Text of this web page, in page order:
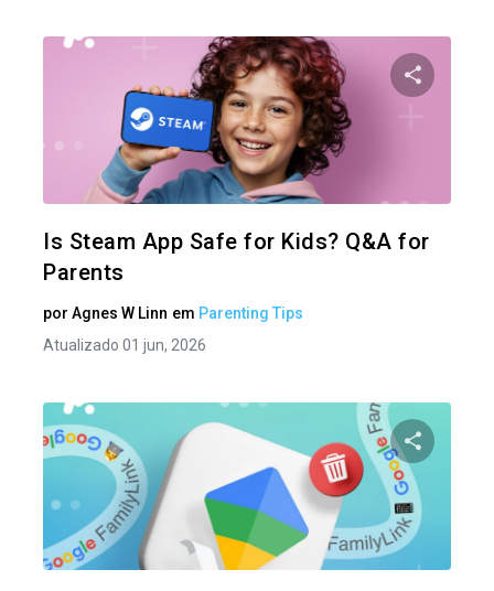
Is Steam App Safe for Kids? Q&A for
Parents
por Agnes W Linn em Parenting Tips
Atualizado 01 jun, 2026